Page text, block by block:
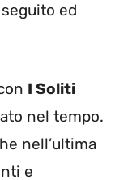
ed
I Soliti
nel tempo.
nell’ultima
e